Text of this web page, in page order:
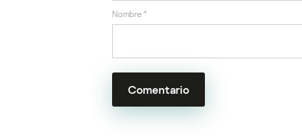
Nombre *